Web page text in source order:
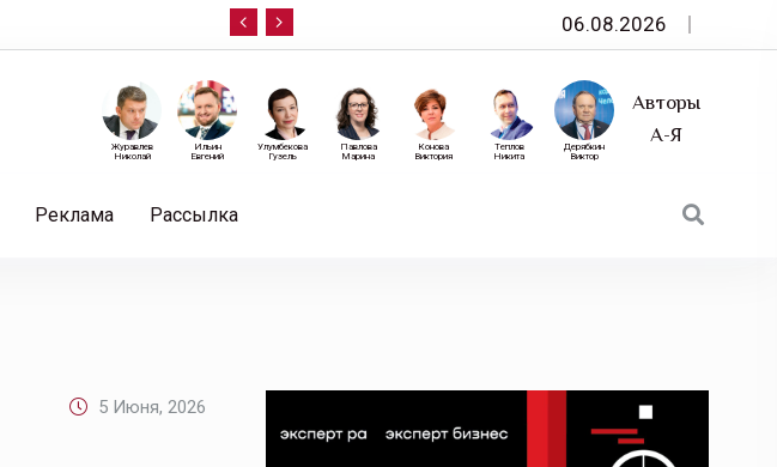
10 сентября — «Эксперт РА» приглашает на
06.08.2026
Авторы
А-Я
Дерябкин
Виктор
Теплов
Никита
Конова
Виктория
Павлова
Марина
Улумбекова
Гузель
Ильин
Евгений
Журавлев
Николай
Реклама Рассылка
5 Июня, 2026